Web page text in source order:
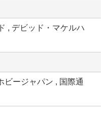
, デビッド・マケルハ
ビージャパン , 国際通